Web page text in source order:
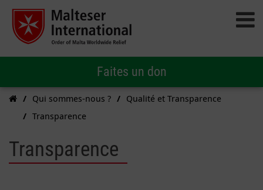
Faites un don
Qui sommes-nous ?
Qualité et Transparence
Transparence
Transparence